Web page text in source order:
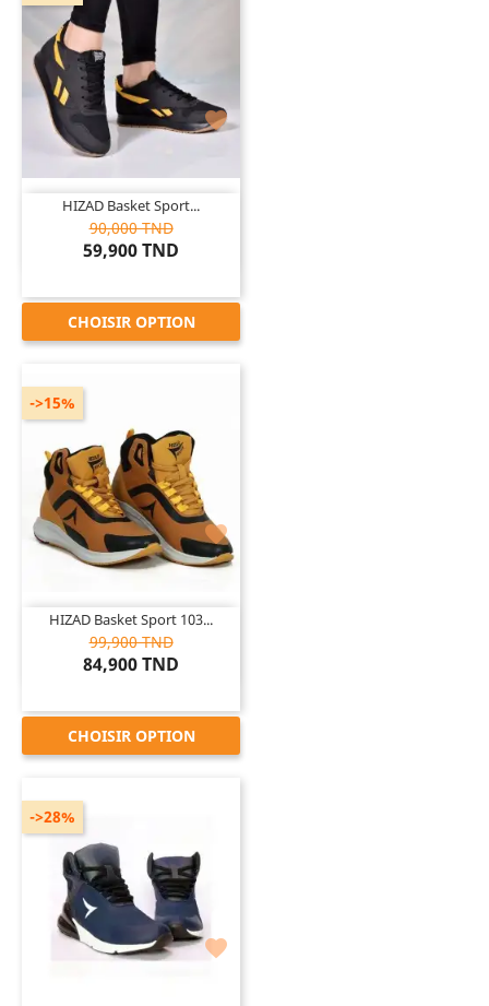

HIZAD Basket Sport...
90,000 TND
59,900 TND
CHOISIR OPTION

HIZAD Basket Sport 103...
99,900 TND
84,900 TND
->15%
CHOISIR OPTION

->28%